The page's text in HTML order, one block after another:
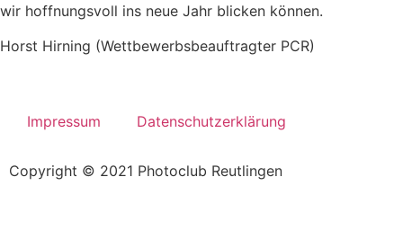
wir hoffnungsvoll ins neue Jahr blicken können.
Horst Hirning (Wettbewerbsbeauftragter PCR)
Martin Hust: Esparsettenwidderchen, Schönheit,
Hanspeter Bauer: Sonnentau-Blüte, Schoenheit,
Impressum Datenschutzerklärung
Copyright © 2021 Photoclub Reutlingen